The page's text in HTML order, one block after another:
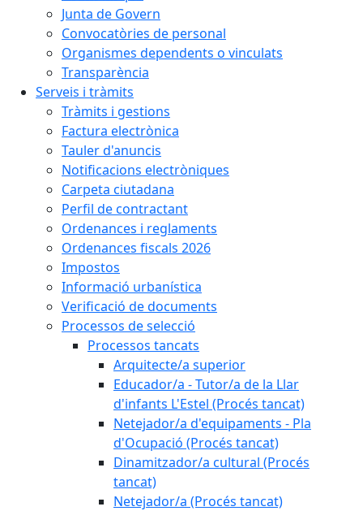
Junta de Govern
Convocatòries de personal
Organismes dependents o vinculats
Transparència
Serveis i tràmits
Tràmits i gestions
Factura electrònica
Tauler d'anuncis
Notificacions electròniques
Carpeta ciutadana
Perfil de contractant
Ordenances i reglaments
Ordenances fiscals 2026
Impostos
Informació urbanística
Verificació de documents
Processos de selecció
Processos tancats
Arquitecte/a superior
Educador/a - Tutor/a de la Llar
d'infants L'Estel (Procés tancat)
Netejador/a d'equipaments - Pla
d'Ocupació (Procés tancat)
Dinamitzador/a cultural (Procés
tancat)
Netejador/a (Procés tancat)